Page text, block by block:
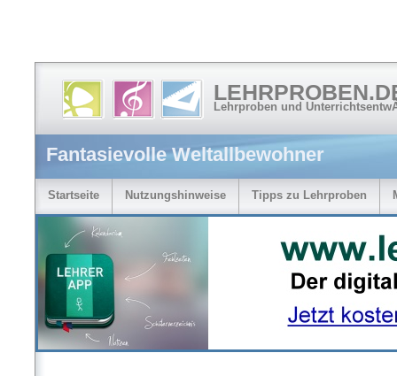
Lehrproben und
Fantasievolle Weltallbewohner
Startseite Nutzungshinweise Tipps zu Lehrproben